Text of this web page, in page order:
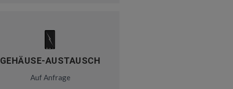
GEHÄUSE-AUSTAUSCH
Auf Anfrage